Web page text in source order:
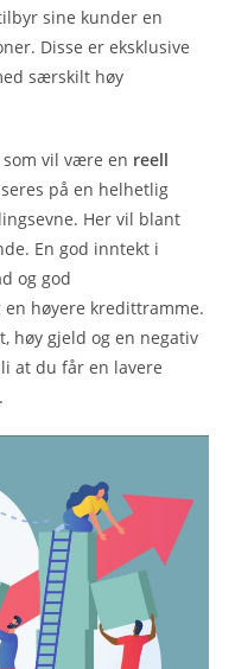
sine kunder en
Disse er eksklusive
særskilt høy
vil være en reell
på en helhetlig
Her vil blant
En god inntekt i
og god
høyere kredittramme.
høy gjeld og en negativ
at du får en lavere